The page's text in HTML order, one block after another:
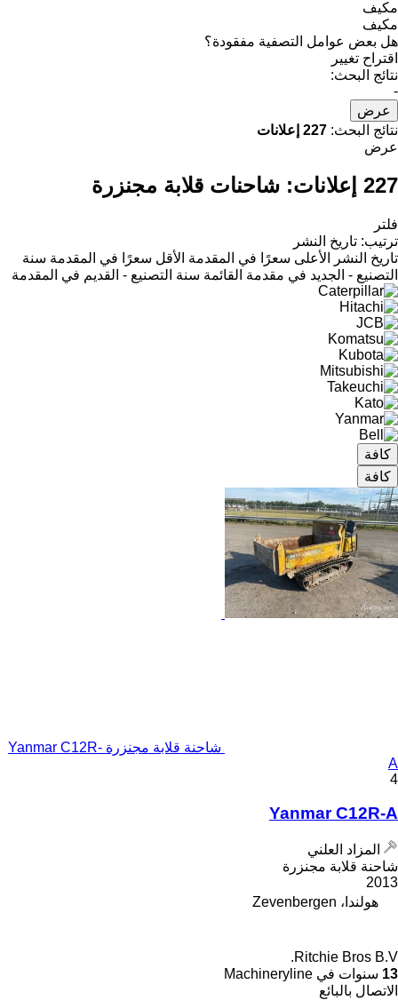
مكيف
مكيف
هل بعض عوامل التصفية مفقودة؟
اقتراح تغيير
نتائج البحث:
-
عرض
نتائج البحث: 227 إعلانات
عرض
227 إعلانات: شاحنات قلابة مجنزرة
فلتر
ترتيب: تاريخ النشر
تاريخ النشر
الأعلى سعرًا في المقدمة الأقل سعرًا في المقدمة سنة
التصنيع - الجديد في مقدمة القائمة سنة التصنيع - القديم في المقدمة
كافة
كافة
شاحنة قلابة مجنزرة Yanmar C12R-
A
4
Yanmar C12R-A
المزاد العلني
شاحنة قلابة مجنزرة
2013
هولندا، Zevenbergen
Ritchie Bros B.V.
13 سنوات في Machineryline
الاتصال بالبائع